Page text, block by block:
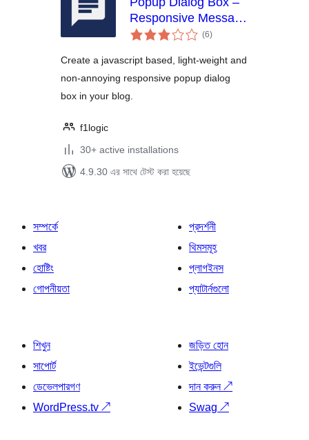
Responsive Message
Box
(6total
ratings
)
Create a javascript based, light-weight and
non-annoying responsive popup dialog
box in your blog.
f1logic
30+ active installations
4.9.30 এর সাথে টেস্ট করা হয়েছে
সম্পর্কে
খবর
হোষ্টিং
গোপনীয়তা
প্রদর্শনী
থিমসমূহ
প্লাগইনস
প্যাটার্নগুলো
শিখুন
সাপোর্ট
ডেভেলপারগণ
WordPress.tv ↗
জড়িত হোন
ইভেন্টগুলি
দান করুন↗
Swag ↗